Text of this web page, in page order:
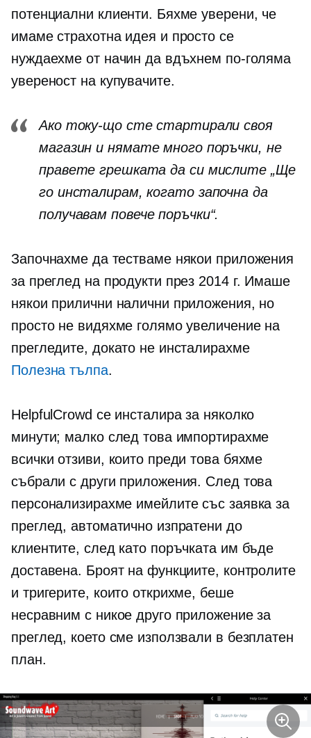
потенциални клиенти. Бяхме уверени, че
имаме страхотна идея и просто се
нуждаехме от начин да вдъхнем по-голяма
увереност на купувачите.
Ако току-що сте стартирали своя
магазин и нямате много поръчки, не
правете грешката да си мислите „Ще
го инсталирам, когато започна да
получавам повече поръчки“.
Започнахме да тестваме някои приложения
за преглед на продукти през 2014 г. Имаше
някои прилични налични приложения, но
просто не видяхме голямо увеличение на
прегледите, докато не инсталирахме
Полезна тълпа.
HelpfulCrowd се инсталира за няколко
минути; малко след това импортирахме
всички отзиви, които преди това бяхме
събрали с други приложения. След това
персонализирахме имейлите със заявка за
преглед, автоматично изпратени до
клиентите, след като поръчката им бъде
доставена. Броят на функциите, контролите
и тригерите, които открихме, беше
несравним с никое друго приложение за
преглед, което сме използвали в безплатен
план.